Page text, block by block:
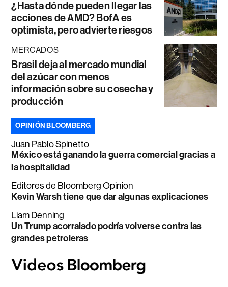
¿Hasta dónde pueden llegar las
acciones de AMD? BofA es
optimista, pero advierte riesgos
MERCADOS
Brasil deja al mercado mundial
del azúcar con menos
información sobre su cosecha y
producción
OPINIÓN BLOOMBERG
Juan Pablo Spinetto
México está ganando la guerra comercial gracias a
la hospitalidad
Editores de Bloomberg Opinion
Kevin Warsh tiene que dar algunas explicaciones
Liam Denning
Un Trump acorralado podría volverse contra las
grandes petroleras